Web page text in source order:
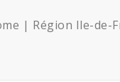
Région Ile-de-